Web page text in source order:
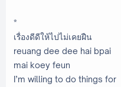
*
เรื่องดีดีให้ไปไม่เคยฝืน
reuang dee dee hai bpai
mai koey feun
I’m willing to do things for